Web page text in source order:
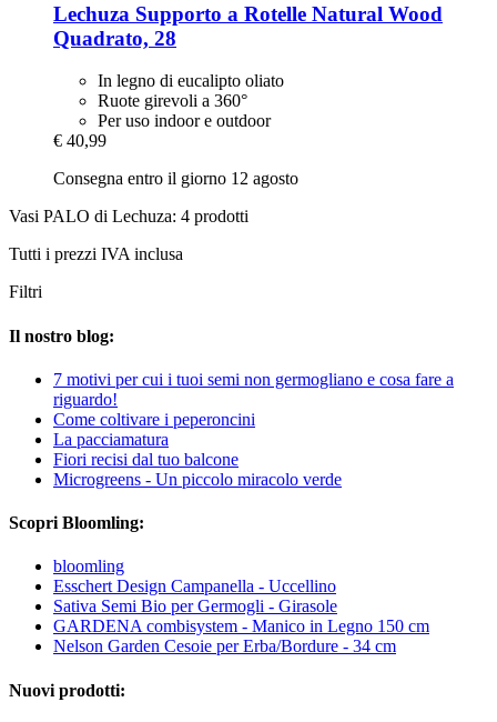
Lechuza Supporto a Rotelle Natural Wood
Quadrato, 28
In legno di eucalipto oliato
Ruote girevoli a 360°
Per uso indoor e outdoor
€ 40,99
Consegna entro il giorno 12 agosto
Vasi PALO di Lechuza: 4 prodotti
Tutti i prezzi IVA inclusa
Filtri
Il nostro blog:
7 motivi per cui i tuoi semi non germogliano e cosa fare a
riguardo!
Come coltivare i peperoncini
La pacciamatura
Fiori recisi dal tuo balcone
Microgreens - Un piccolo miracolo verde
Scopri Bloomling:
bloomling
Esschert Design Campanella - Uccellino
Sativa Semi Bio per Germogli - Girasole
GARDENA combisystem - Manico in Legno 150 cm
Nelson Garden Cesoie per Erba/Bordure - 34 cm
Nuovi prodotti: